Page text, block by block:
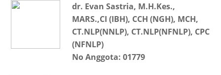
dr. Evan Sastria, M.H.Kes.,
MARS.,CI (IBH), CCH (NGH), MCH,
CT.NLP(NNLP), CT.NLP(NFNLP), CPC
(NFNLP)
No Anggota: 01779